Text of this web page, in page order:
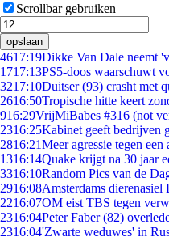
Scrollbar gebruiken
opslaan
4617:19Dikke Van Dale neemt
1717:13PS5-doos waarschuwt
3217:10Duitser (93) crasht met
2616:50Tropische hitte keert
916:29VrijMiBabes #316 (not
2316:25Kabinet geeft bedrijven
2816:21Meer agressie tegen
1316:14Quake krijgt na 30 jaar
3316:10Random Pics van de
2916:08Amsterdams
2216:07OM eist TBS tegen
2316:04Peter Faber (82)
2316:04'Zwarte weduwes' in